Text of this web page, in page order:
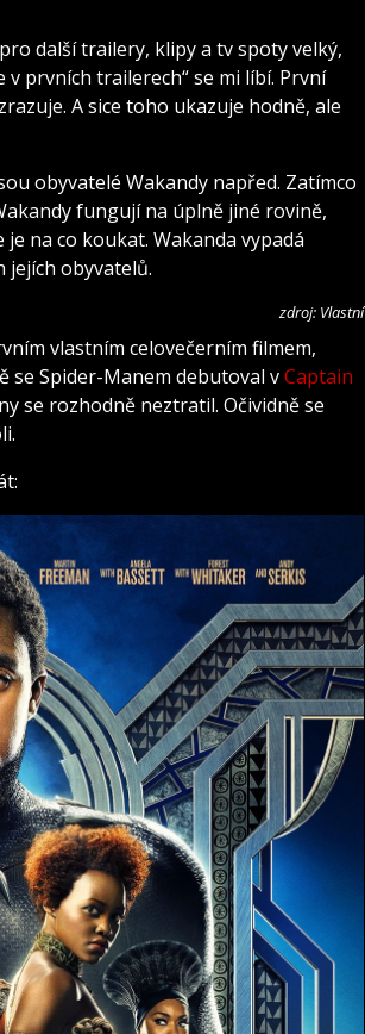
další trailery, klipy a tv spoty velký,
prvních trailerech“ se mi líbí. První
A sice toho ukazuje hodně, ale
obyvatelé Wakandy napřed. Zatímco
fungují na úplně jiné rovině,
na co koukat. Wakanda vypadá
jejích obyvatelů.
zdroj: Vlastní
vlastním celovečerním filmem,
se Spider-Manem debutoval vCaptain
se rozhodně neztratil. Očividně se